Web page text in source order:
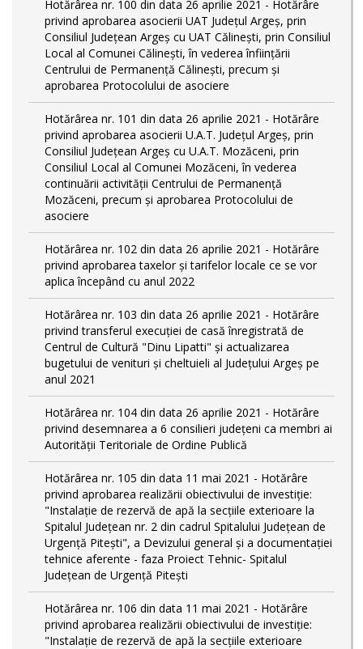
Hotărârea nr. 100 din data 26 aprilie 2021 - Hotărâre
privind aprobarea asocierii UAT Județul Argeș, prin
Consiliul Județean Argeș cu UAT Călinești, prin Consiliul
Local al Comunei Călinești, în vederea înființării
Centrului de Permanență Călinești, precum și
aprobarea Protocolului de asociere
Hotărârea nr. 101 din data 26 aprilie 2021 - Hotărâre
privind aprobarea asocierii U.A.T. Județul Argeș, prin
Consiliul Județean Argeș cu U.A.T. Mozăceni, prin
Consiliul Local al Comunei Mozăceni, în vederea
continuării activității Centrului de Permanență
Mozăceni, precum și aprobarea Protocolului de
asociere
Hotărârea nr. 102 din data 26 aprilie 2021 - Hotărâre
privind aprobarea taxelor și tarifelor locale ce se vor
aplica începând cu anul 2022
Hotărârea nr. 103 din data 26 aprilie 2021 - Hotărâre
privind transferul execuției de casă înregistrată de
Centrul de Cultură "Dinu Lipatti" și actualizarea
bugetului de venituri și cheltuieli al Județului Argeș pe
anul 2021
Hotărârea nr. 104 din data 26 aprilie 2021 - Hotărâre
privind desemnarea a 6 consilieri județeni ca membri ai
Autorității Teritoriale de Ordine Publică
Hotărârea nr. 105 din data 11 mai 2021 - Hotărâre
privind aprobarea realizării obiectivului de investiție:
"Instalație de rezervă de apă la secțiile exterioare la
Spitalul Județean nr. 2 din cadrul Spitalului Județean de
Urgență Pitești", a Devizului general și a documentației
tehnice aferente - faza Proiect Tehnic- Spitalul
Județean de Urgență Pitești
Hotărârea nr. 106 din data 11 mai 2021 - Hotărâre
privind aprobarea realizării obiectivului de investiție:
"Instalație de rezervă de apă la secțiile exterioare